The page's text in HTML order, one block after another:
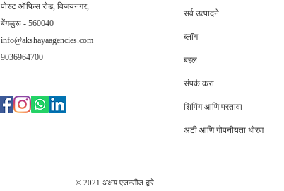
पोस्ट ऑफिस रोड, विजयनगर,
बेंगळुरू - 560040
info@akshayaagencies.com
9036964700
सर्व उत्पादने
ब्लॉग
बद्दल
संपर्क करा
शिपिंग आणि परतावा
अटी आणि गोपनीयता धोरण
© 2021 अक्षय एजन्सीज द्वारे